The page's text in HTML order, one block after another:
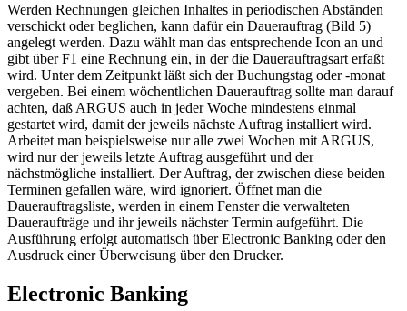
Werden Rechnungen gleichen Inhaltes in periodischen Abständen
verschickt oder beglichen, kann dafür ein Dauerauftrag (Bild 5)
angelegt werden. Dazu wählt man das entsprechende Icon an und
gibt über F1 eine Rechnung ein, in der die Dauerauftragsart erfaßt
wird. Unter dem Zeitpunkt läßt sich der Buchungstag oder -monat
vergeben. Bei einem wöchentlichen Dauerauftrag sollte man darauf
achten, daß ARGUS auch in jeder Woche mindestens einmal
gestartet wird, damit der jeweils nächste Auftrag installiert wird.
Arbeitet man beispielsweise nur alle zwei Wochen mit ARGUS,
wird nur der jeweils letzte Auftrag ausgeführt und der
nächstmögliche installiert. Der Auftrag, der zwischen diese beiden
Terminen gefallen wäre, wird ignoriert. Öffnet man die
Dauerauftragsliste, werden in einem Fenster die verwalteten
Daueraufträge und ihr jeweils nächster Termin aufgeführt. Die
Ausführung erfolgt automatisch über Electronic Banking oder den
Ausdruck einer Überweisung über den Drucker.
Electronic Banking